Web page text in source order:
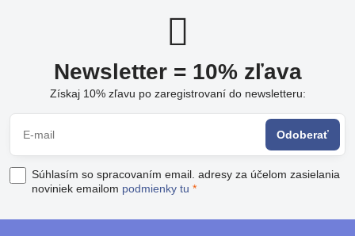
Newsletter = 10% zľava
Získaj 10% zľavu po zaregistrovaní do newsletteru:
Odoberať
Súhlasím so spracovaním email. adresy za účelom zasielania
noviniek emailom podmienky tu *